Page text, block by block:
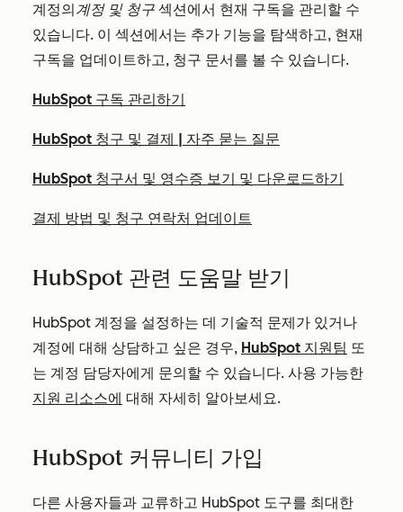
계정의계정 및 청구 섹션에서 현재 구독을 관리할 수
있습니다. 이 섹션에서는 추가 기능을 탐색하고, 현재
구독을 업데이트하고, 청구 문서를 볼 수 있습니다.
HubSpot 구독 관리하기
HubSpot 청구 및 결제 | 자주 묻는 질문
HubSpot 청구서 및 영수증 보기 및 다운로드하기
결제 방법 및 청구 연락처 업데이트
HubSpot 관련 도움말 받기
HubSpot 계정을 설정하는 데 기술적 문제가 있거나
계정에 대해 상담하고 싶은 경우, HubSpot 지원팀 또
는 계정 담당자에게 문의할 수 있습니다. 사용 가능한
지원 리소스에 대해 자세히 알아보세요.
HubSpot 커뮤니티 가입
다른 사용자들과 교류하고 HubSpot 도구를 최대한